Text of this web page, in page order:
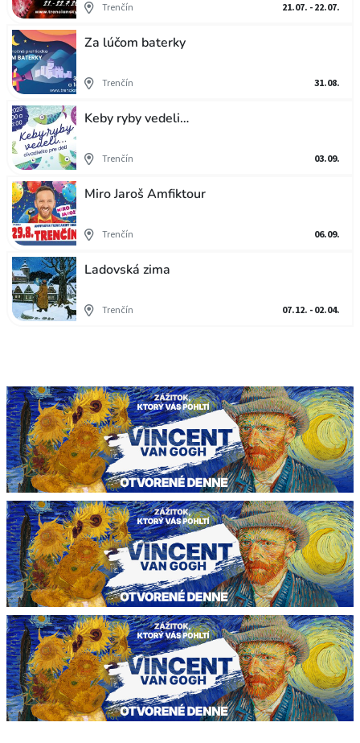
Trenčín 21.07. - 22.07.
Za lúčom baterky
Trenčín 31.08.
Keby ryby vedeli…
Trenčín 03.09.
Miro Jaroš Amfiktour
Trenčín 06.09.
Ladovská zima
Trenčín 07.12. - 02.04.